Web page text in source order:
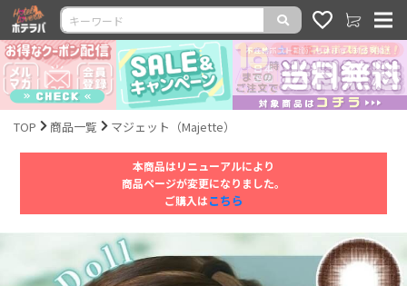
TOP 商品一覧 マジェット（Majette）
本商品はリニューアルにより
商品ページが変更になりました。
ご購入はこちら